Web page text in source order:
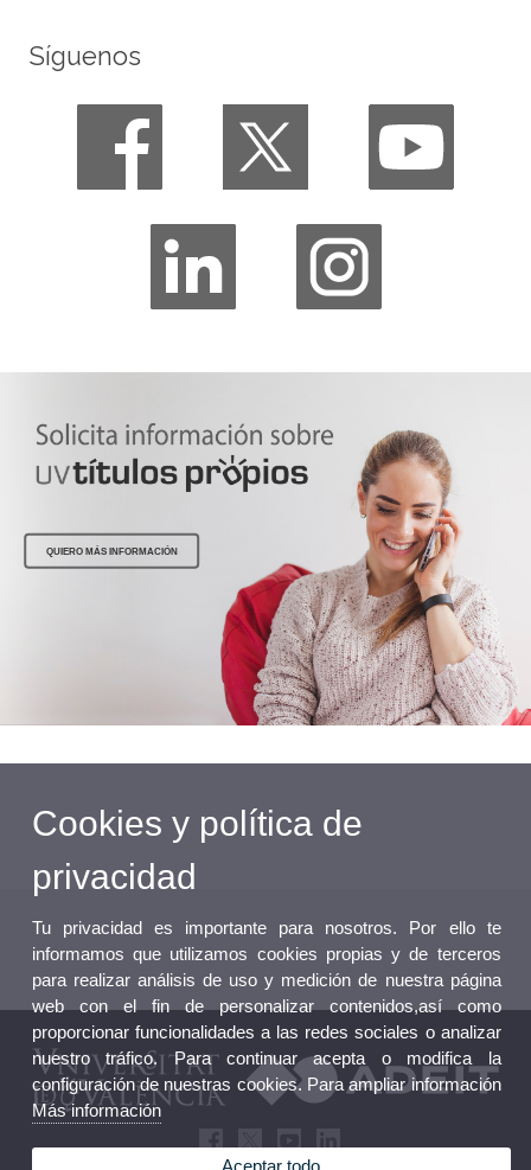
Síguenos
QUIERO MÁS INFORMACIÓN
Cookies y política de
privacidad
Tu privacidad es importante para nosotros. Por ello te
informamos que utilizamos cookies propias y de terceros
para realizar análisis de uso y medición de nuestra página
web con el fin de personalizar contenidos,así como
proporcionar funcionalidades a las redes sociales o analizar
nuestro tráfico. Para continuar acepta o modifica la
configuración de nuestras cookies. Para ampliar información
Más información
Aceptar todo